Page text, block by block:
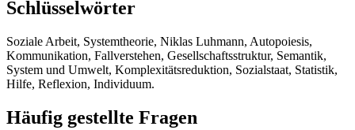
Schlüsselwörter
Soziale Arbeit, Systemtheorie, Niklas Luhmann, Autopoiesis,
Kommunikation, Fallverstehen, Gesellschaftsstruktur, Semantik,
System und Umwelt, Komplexitätsreduktion, Sozialstaat, Statistik,
Hilfe, Reflexion, Individuum.
Häufig gestellte Fragen